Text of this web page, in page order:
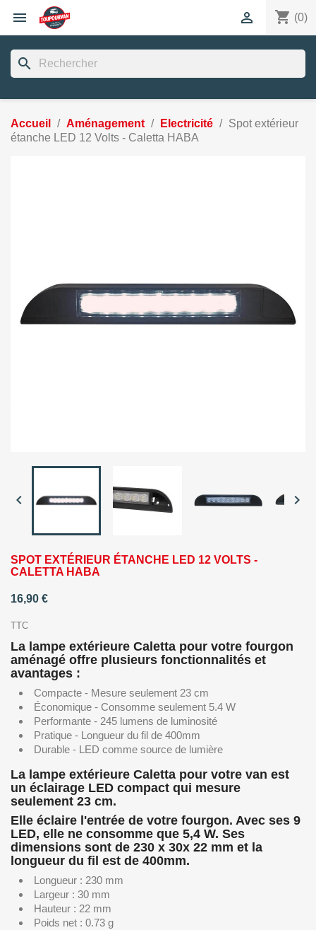
 shopping_cart (0)

search
Accueil Aménagement Electricité
Spot extérieur
étanche LED 12 Volts - Caletta HABA
 
SPOT EXTÉRIEUR ÉTANCHE LED 12 VOLTS -
CALETTA HABA
16,90 €
TTC
La lampe extérieure Caletta pour votre fourgon
aménagé offre plusieurs fonctionnalités et
avantages :
Compacte - Mesure seulement 23 cm
Économique - Consomme seulement 5.4 W
Performante - 245 lumens de luminosité
Pratique - Longueur du fil de 400mm
Durable - LED comme source de lumière
La lampe extérieure Caletta pour votre van est
un éclairage LED compact qui mesure
seulement 23 cm.
Elle éclaire l'entrée de votre fourgon. Avec ses 9
LED, elle ne consomme que 5,4 W. Ses
dimensions sont de 230 x 30x 22 mm et la
longueur du fil est de 400mm.
Longueur : 230 mm
Largeur : 30 mm
Hauteur : 22 mm
Poids net : 0.73 g